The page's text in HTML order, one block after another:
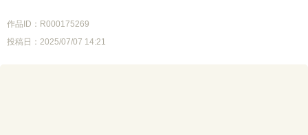
作品ID：R000175269
投稿日：2025/07/07 14:21